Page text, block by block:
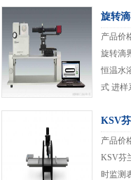
旋转
产品价
旋转滴
恒温水
式 进样
KSV
产品价
KSV芬
时监测